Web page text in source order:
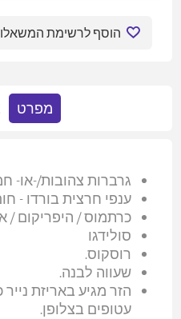
הוסף לרשימת
מפרט
גרברות צהובות/-או-
ענפי חרצית בורדו -
כרתמוס / היפריקום /
סולידגו
רוסקוס.
שעווה לבנה.
הזר מגיע באריזת
עטופים בצלופן.